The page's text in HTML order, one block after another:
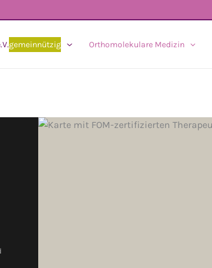
gemeinnützig Orthomolekulare Medizin